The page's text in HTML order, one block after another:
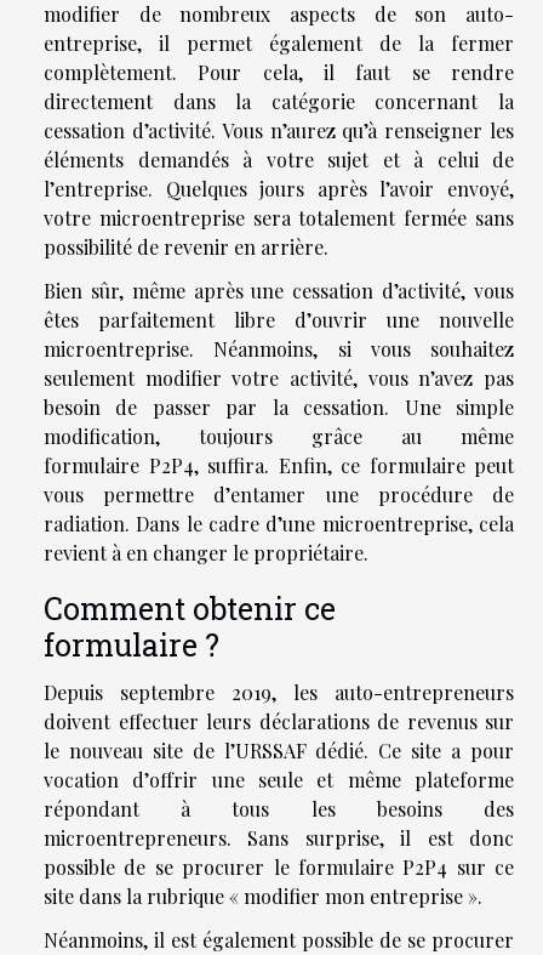
modifier de nombreux aspects de son auto-
entreprise, il permet également de la fermer
complètement. Pour cela, il faut se rendre
directement dans la catégorie concernant la
cessation d’activité. Vous n’aurez qu’à renseigner les
éléments demandés à votre sujet et à celui de
l’entreprise. Quelques jours après l’avoir envoyé,
votre microentreprise sera totalement fermée sans
possibilité de revenir en arrière.
Bien sûr, même après une cessation d’activité, vous
êtes parfaitement libre d’ouvrir une nouvelle
microentreprise. Néanmoins, si vous souhaitez
seulement modifier votre activité, vous n’avez pas
besoin de passer par la cessation. Une simple
modification, toujours grâce au même
formulaire P2P4, suffira. Enfin, ce formulaire peut
vous permettre d’entamer une procédure de
radiation. Dans le cadre d’une microentreprise, cela
revient à en changer le propriétaire.
Comment obtenir ce
formulaire ?
Depuis septembre 2019, les auto-entrepreneurs
doivent effectuer leurs déclarations de revenus sur
le nouveau site de l’URSSAF dédié. Ce site a pour
vocation d’offrir une seule et même plateforme
répondant à tous les besoins des
microentrepreneurs. Sans surprise, il est donc
possible de se procurer le formulaire P2P4 sur ce
site dans la rubrique « modifier mon entreprise ».
Néanmoins, il est également possible de se procurer